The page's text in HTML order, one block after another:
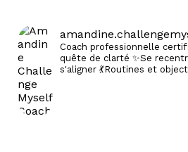
Coach professionnelle
quête de clarté ✨Se
s'aligner 💃Routines et